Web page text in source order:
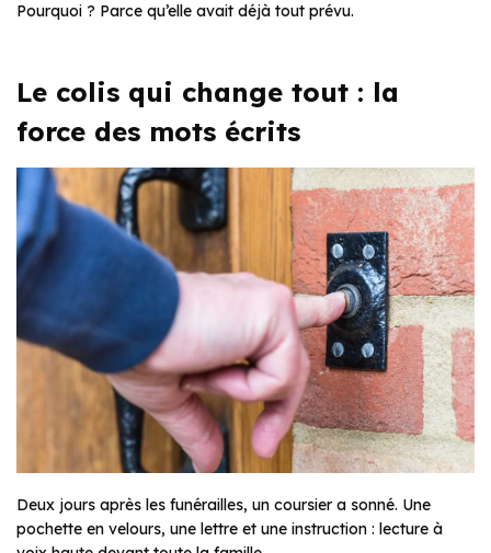
Pourquoi ? Parce qu’elle avait déjà tout prévu.
Le colis qui change tout : la
force des mots écrits
Deux jours après les funérailles, un coursier a sonné. Une
pochette en velours, une lettre et une instruction : lecture à